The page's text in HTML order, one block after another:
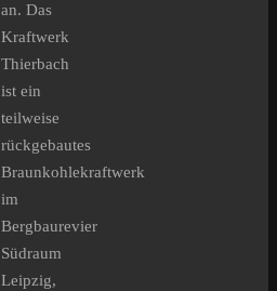
an. Das
Kraftwerk
Thierbach
ist ein
teilweise
rückgebautes
Braunkohlekraftwerk
im
Bergbaurevier
Südraum
Leipzig,